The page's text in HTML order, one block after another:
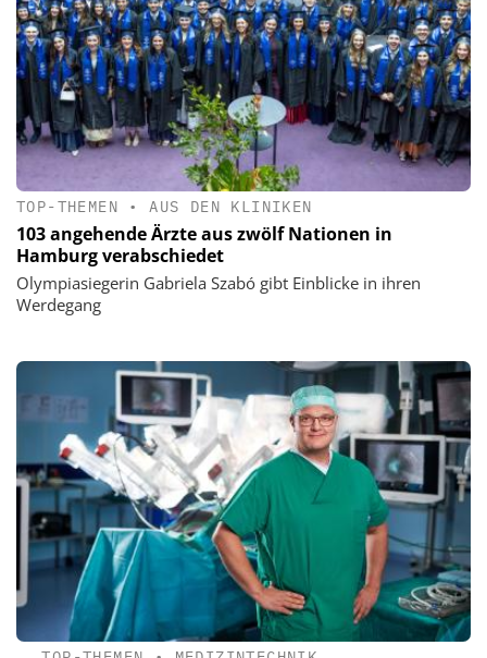
TOP-THEMEN •AUS DEN KLINIKEN
103 angehende Ärzte aus zwölf Nationen in
Hamburg verabschiedet
Olympiasiegerin Gabriela Szabó gibt Einblicke in ihren
Werdegang